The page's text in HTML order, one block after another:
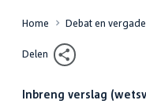
Home Debat en
Delen
Inbreng verslag